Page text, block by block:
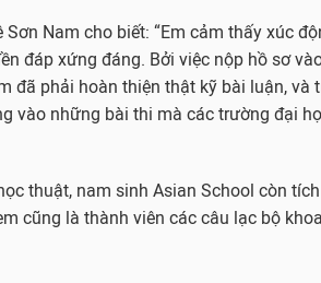
Sơn Nam cho biết: “Em cảm thấy xúc
đáp xứng đáng. Bởi việc nộp hồ sơ
đã phải hoàn thiện thật kỹ bài luận, và
vào những bài thi mà các trường đại
thuật, nam sinh Asian School còn
cũng là thành viên các câu lạc bộ